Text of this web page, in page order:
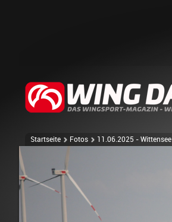
Startseite Fotos 11.06.2025 - Wittensee